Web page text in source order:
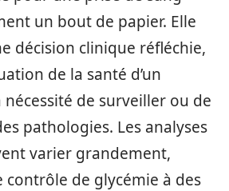
un bout de papier. Elle
décision clinique réfléchie,
de la santé d’un
de surveiller ou de
pathologies. Les analyses
varier grandement,
contrôle de glycémie à des